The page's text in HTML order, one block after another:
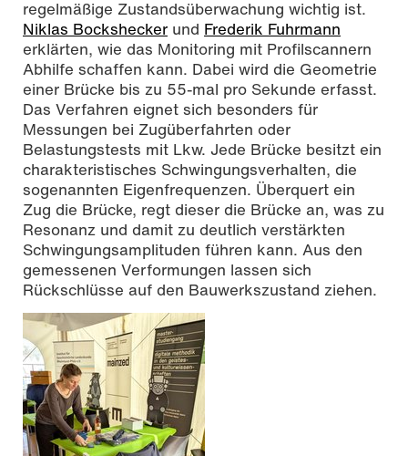
regelmäßige Zustandsüberwachung wichtig ist.
Niklas Bockshecker und Frederik Fuhrmann
erklärten, wie das Monitoring mit Profilscannern
Abhilfe schaffen kann. Dabei wird die Geometrie
einer Brücke bis zu 55-mal pro Sekunde erfasst.
Das Verfahren eignet sich besonders für
Messungen bei Zugüberfahrten oder
Belastungstests mit Lkw. Jede Brücke besitzt ein
charakteristisches Schwingungsverhalten, die
sogenannten Eigenfrequenzen. Überquert ein
Zug die Brücke, regt dieser die Brücke an, was zu
Resonanz und damit zu deutlich verstärkten
Schwingungsamplituden führen kann. Aus den
gemessenen Verformungen lassen sich
Rückschlüsse auf den Bauwerkszustand ziehen.